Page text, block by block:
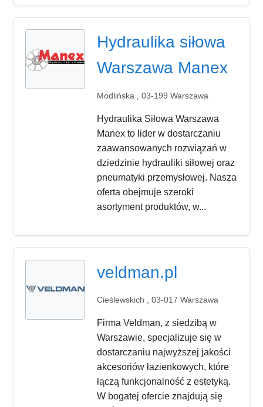
Hydraulika siłowa
Warszawa Manex
Modlińska , 03-199 Warszawa
Hydraulika Siłowa Warszawa
Manex to lider w dostarczaniu
zaawansowanych rozwiązań w
dziedzinie hydrauliki siłowej oraz
pneumatyki przemysłowej. Nasza
oferta obejmuje szeroki
asortyment produktów, w...
veldman.pl
Cieślewskich , 03-017 Warszawa
Firma Veldman, z siedzibą w
Warszawie, specjalizuje się w
dostarczaniu najwyższej jakości
akcesoriów łazienkowych, które
łączą funkcjonalność z estetyką.
W bogatej ofercie znajdują się